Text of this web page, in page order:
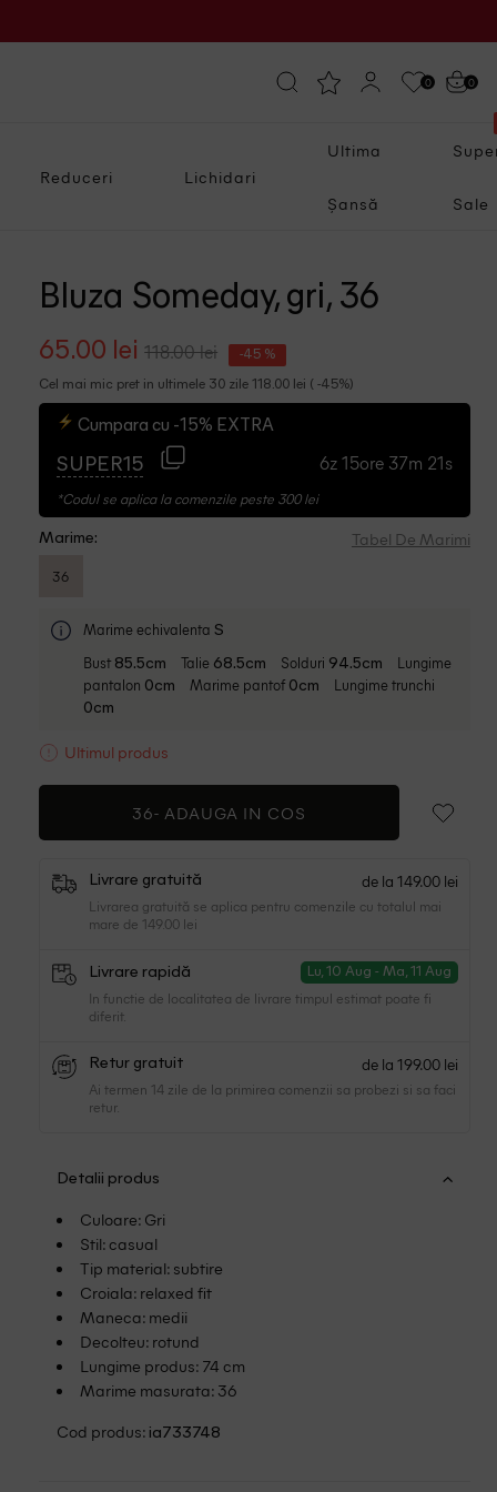
0 0
Reduceri Lichidari
Ultima
Șansă Sale
Bluza Someday, gri, 36
65.00 lei 118.00 lei -45 %
Cel mai mic pret in ultimele 30 zile 118.00 lei ( -45%)
Cumpara cu -15% EXTRA
SUPER15 6z 15ore 37m 20s
*Codul se aplica la comenzile peste 300 lei
Marime: Tabel De Marimi
36
Marime echivalenta S
Bust 85.5cm Talie 68.5cm Solduri 94.5cm
Lungime
pantalon 0cm Marime pantof 0cm Lungime trunchi
0cm
Ultimul produs
36- ADAUGA IN COS
Livrare gratuită de la 149.00 lei
Livrarea gratuită se aplica pentru comenzile cu totalul mai
mare de 149.00 lei
Livrare rapidă Lu, 10 Aug - Ma, 11 Aug
In functie de localitatea de livrare timpul estimat poate fi
diferit.
Retur gratuit de la 199.00 lei
Ai termen 14 zile de la primirea comenzii sa probezi si sa faci
retur.
Detalii produs
Culoare: Gri
Stil: casual
Tip material: subtire
Croiala: relaxed fit
Maneca: medii
Decolteu: rotund
Lungime produs: 74 cm
Marime masurata: 36
Cod produs: ia733748